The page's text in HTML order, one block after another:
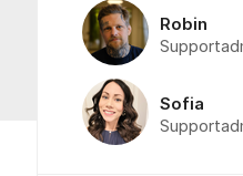
Robin
Sofia